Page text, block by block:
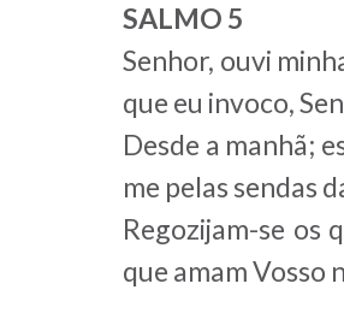
SALMO 5
Senhor, ouvi
que eu invoco,
Desde a manhã;
me pelas sendas
Regozijam-se os
que amam Vosso